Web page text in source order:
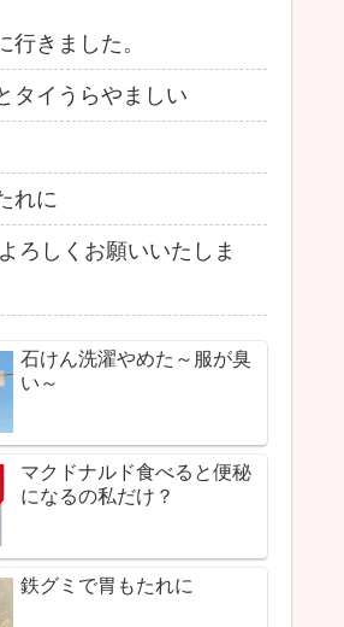
行きました。
タイうらやましい
れに
ろしくお願いいたしま
石けん洗濯やめた～服が臭
い～
マクドナルド食べると便秘
になるの私だけ？
鉄グミで胃もたれに